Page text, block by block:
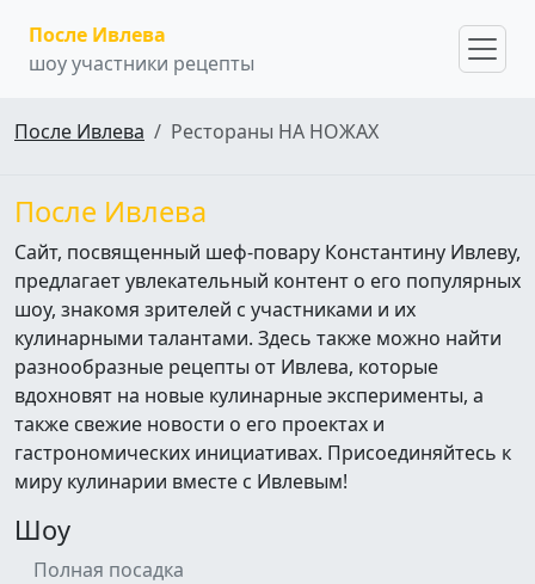
После Ивлева
шоу участники рецепты
После Ивлева Рестораны НА НОЖАХ
После Ивлева
Сайт, посвященный шеф-повару Константину Ивлеву,
предлагает увлекательный контент о его популярных
шоу, знакомя зрителей с участниками и их
кулинарными талантами. Здесь также можно найти
разнообразные рецепты от Ивлева, которые
вдохновят на новые кулинарные эксперименты, а
также свежие новости о его проектах и
гастрономических инициативах. Присоединяйтесь к
миру кулинарии вместе с Ивлевым!
Шоу
Полная посадка